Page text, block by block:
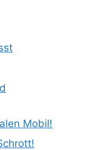
Mobil!